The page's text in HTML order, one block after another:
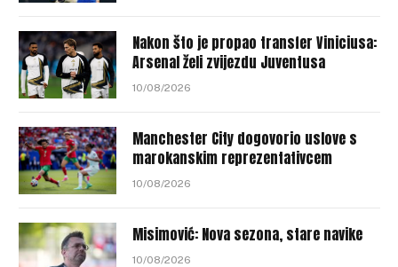
Nakon što je propao transfer Viniciusa:
Arsenal želi zvijezdu Juventusa
10/08/2026
Manchester City dogovorio uslove s
marokanskim reprezentativcem
10/08/2026
Misimović: Nova sezona, stare navike
10/08/2026